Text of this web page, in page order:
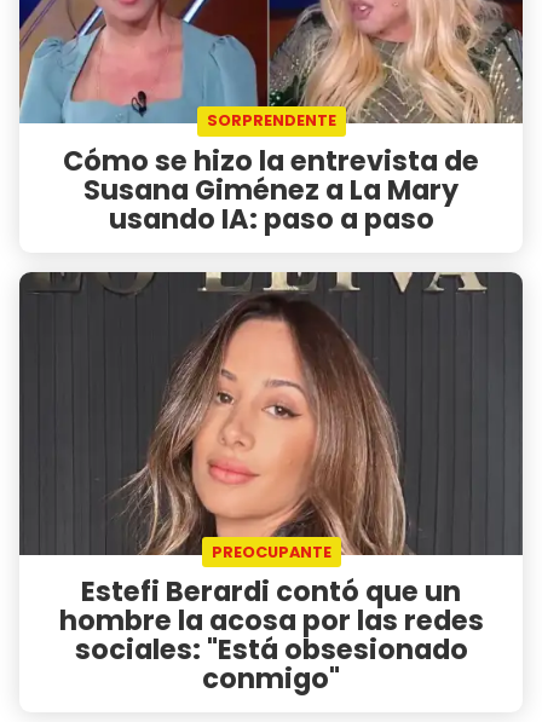
SORPRENDENTE
Cómo se hizo la entrevista de
Susana Giménez a La Mary
usando IA: paso a paso
PREOCUPANTE
Estefi Berardi contó que un
hombre la acosa por las redes
sociales: "Está obsesionado
conmigo"